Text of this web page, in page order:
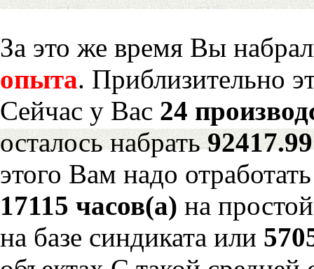
За это же время Вы
опыта. Приблизительно
Сейчас у Вас 24
осталось набрать
этого Вам надо отработать
17115 часов(а) на
на базе синдиката или